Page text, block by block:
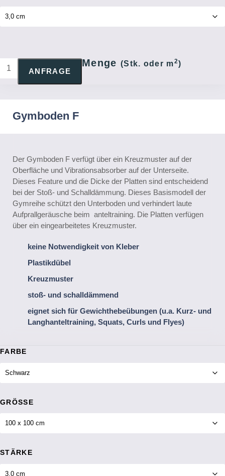
Menge (Stk. oder m2)
QUANTITY
ANFRAGE
Gymboden F
Der Gymboden F verfügt über ein Kreuzmuster auf der
Oberfläche und Vibrationsabsorber auf der Unterseite.
Dieses Feature und die Dicke der Platten sind entscheidend
bei der Stoß- und Schalldämmung. Dieses Basismodell der
Gymreihe schützt den Unterboden und verhindert laute
Aufprallgeräusche beim anteltraining. Die Platten verfügen
über ein eingearbeitetes Kreuzmuster.
keine Notwendigkeit von Kleber
Plastikdübel
Kreuzmuster
stoß- und schalldämmend
eignet sich für Gewichthebeübungen (u.a. Kurz- und
Langhanteltraining, Squats, Curls und Flyes)
FARBE
GRÖSSE
STÄRKE